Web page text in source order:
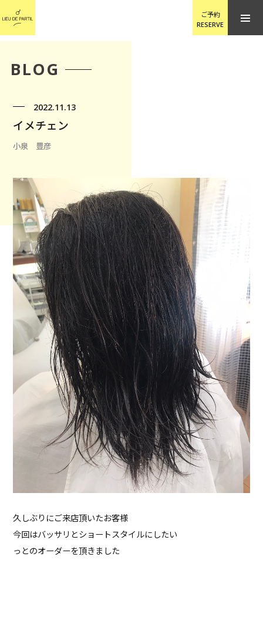
ご予約
RESERVE
BLOG
2022.11.13
イメチェン
小泉 豊彦
久しぶりにご来店頂いたお客様
今回はバッサリとショートスタイルにしたい
っとのオーダーを頂きました